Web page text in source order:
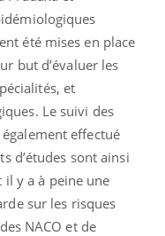
été mises en place
but d’évaluer les
et
Le suivi des
effectué
d’études sont ainsi
il y a à peine une
sur les risques
NACO et de